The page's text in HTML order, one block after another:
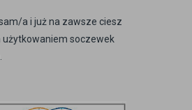
a i już na zawsze ciesz
użytkowaniem soczewek